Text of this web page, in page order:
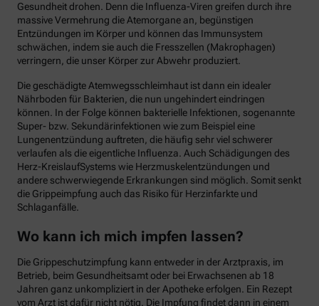
Gesundheit drohen. Denn die Influenza-Viren greifen durch ihre
massive Vermehrung die Atemorgane an, begünstigen
Entzündungen im Körper und können das Immunsystem
schwächen, indem sie auch die Fresszellen (Makrophagen)
verringern, die unser Körper zur Abwehr produziert.
Die geschädigte Atemwegsschleimhaut ist dann ein idealer
Nährboden für Bakterien, die nun ungehindert eindringen
können. In der Folge können bakterielle Infektionen, sogenannte
Super- bzw. Sekundärinfektionen wie zum Beispiel eine
Lungenentzündung auftreten, die häufig sehr viel schwerer
verlaufen als die eigentliche Influenza. Auch Schädigungen des
Herz-KreislaufSystems wie Herzmuskelentzündungen und
andere schwerwiegende Erkrankungen sind möglich. Somit senkt
die Grippeimpfung auch das Risiko für Herzinfarkte und
Schlaganfälle.
Wo kann ich mich impfen lassen?
Die Grippeschutzimpfung kann entweder in der Arztpraxis, im
Betrieb, beim Gesundheitsamt oder bei Erwachsenen ab 18
Jahren ganz unkompliziert in der Apotheke erfolgen. Ein Rezept
vom Arzt ist dafür nicht nötig. Die Impfung findet dann in einem